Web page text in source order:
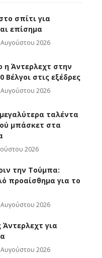
σπίτι για
επίσημα
Αυγούστου 2026
η Άντερλεχτ στην
Βέλγοι στις εξέδρες
Αυγούστου 2026
ταλέντα
μπάσκετ στα
2026
την Τούμπα:
προαίσθημα για το
2026
για
2026